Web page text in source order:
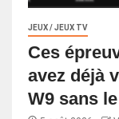
JEUX / JEUX TV
Ces
avez déjà
W9 sans